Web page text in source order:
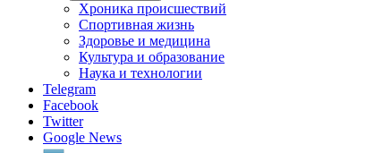
Хроника происшествий
Спортивная жизнь
Здоровье и медицина
Культура и образование
Наука и технологии
Telegram
Facebook
Twitter
Google News